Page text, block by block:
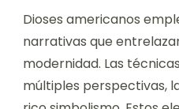
Dioses americanos
narrativas que
modernidad. Las
múltiples perspectivas,